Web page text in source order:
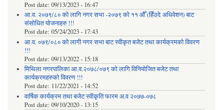
Post date: 09/13/2023 - 16:47
आ.व. २०७९/८० को लागि नगर सभा -२०७९ को ११ औँ (हिँउदे अधिवेशन) बाट
संसोधित योजनाहरु !!!
Post date: 05/24/2023 - 17:43
आ.व. ०७९/०८० को लागी नगर सभा बाट स्वीकृत बजेट तथा कार्यक्रमको विवरण
!!!
Post date: 09/13/2022 - 15:18
मिथिला नगरपालिका आ.व.२०७८/०७९ को लागि विनियोजित बजेट तथा
कार्यक्रमहरुको विवरण !!!
Post date: 11/22/2021 - 14:52
वार्षिक कार्यक्रम तथा बजेट स्वीकृति फारम अ.व २०७७-०७८
Post date: 09/10/2020 - 13:15